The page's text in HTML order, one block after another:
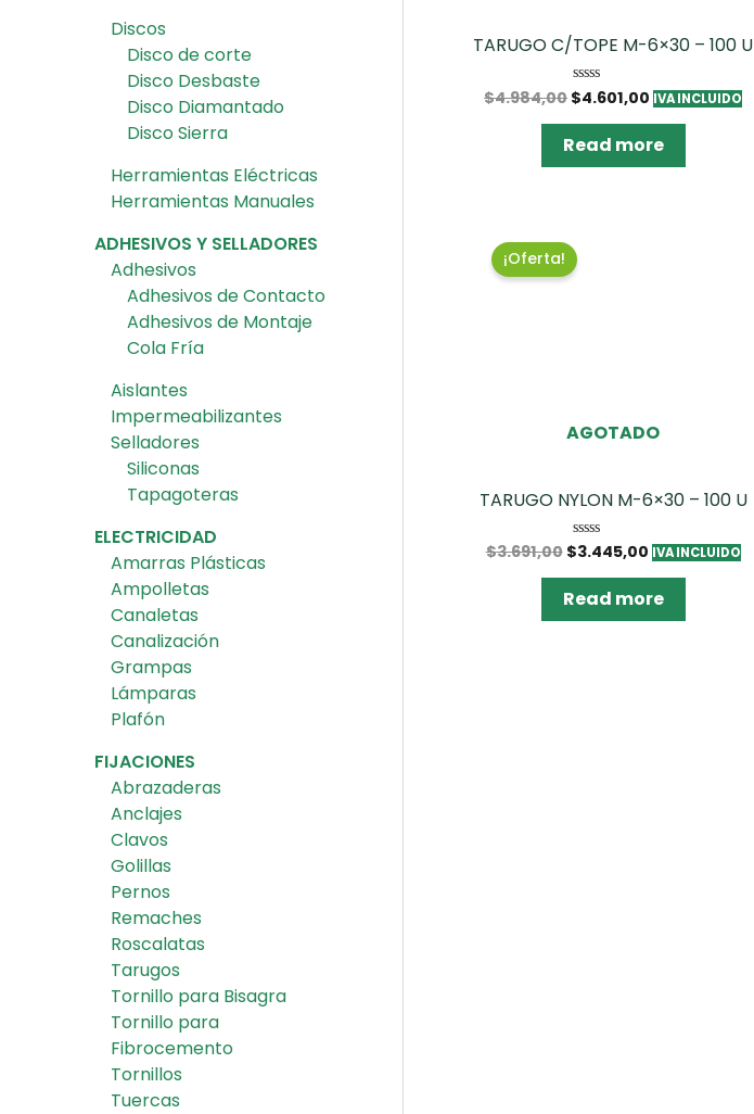
Discos
Disco de corte
Disco Desbaste
Disco Diamantado
Disco Sierra
Herramientas Eléctricas
Herramientas Manuales
ADHESIVOS Y SELLADORES
Adhesivos
Adhesivos de Contacto
Adhesivos de Montaje
Cola Fría
Aislantes
Impermeabilizantes
Selladores
Siliconas
Tapagoteras
ELECTRICIDAD
Amarras Plásticas
Ampolletas
Canaletas
Canalización
Grampas
Lámparas
Plafón
FIJACIONES
Abrazaderas
Anclajes
Clavos
Golillas
Pernos
Remaches
Roscalatas
Tarugos
Tornillo para Bisagra
Tornillo para
Fibrocemento
Tornillos
Tuercas
TARUGO C/TOPE M-6×30 – 100 U
Rated
0
out
of
5
$4.984,00 $4.601,00 IVA INCLUIDO
Read more
AGOTADO
¡Oferta!
TARUGO NYLON M-6×30 – 100 U
Rated
out
of
5
$3.691,00 $3.445,00 IVA INCLUIDO
Read more